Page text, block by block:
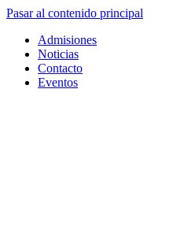
Pasar al contenido principal
Admisiones
Noticias
Contacto
Eventos